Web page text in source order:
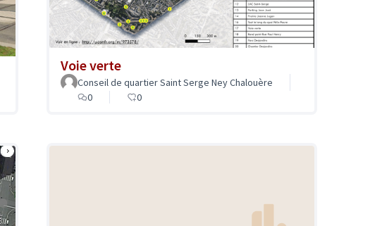
Voie verte
Conseil de quartier Saint Serge Ney Chalouère
0
0